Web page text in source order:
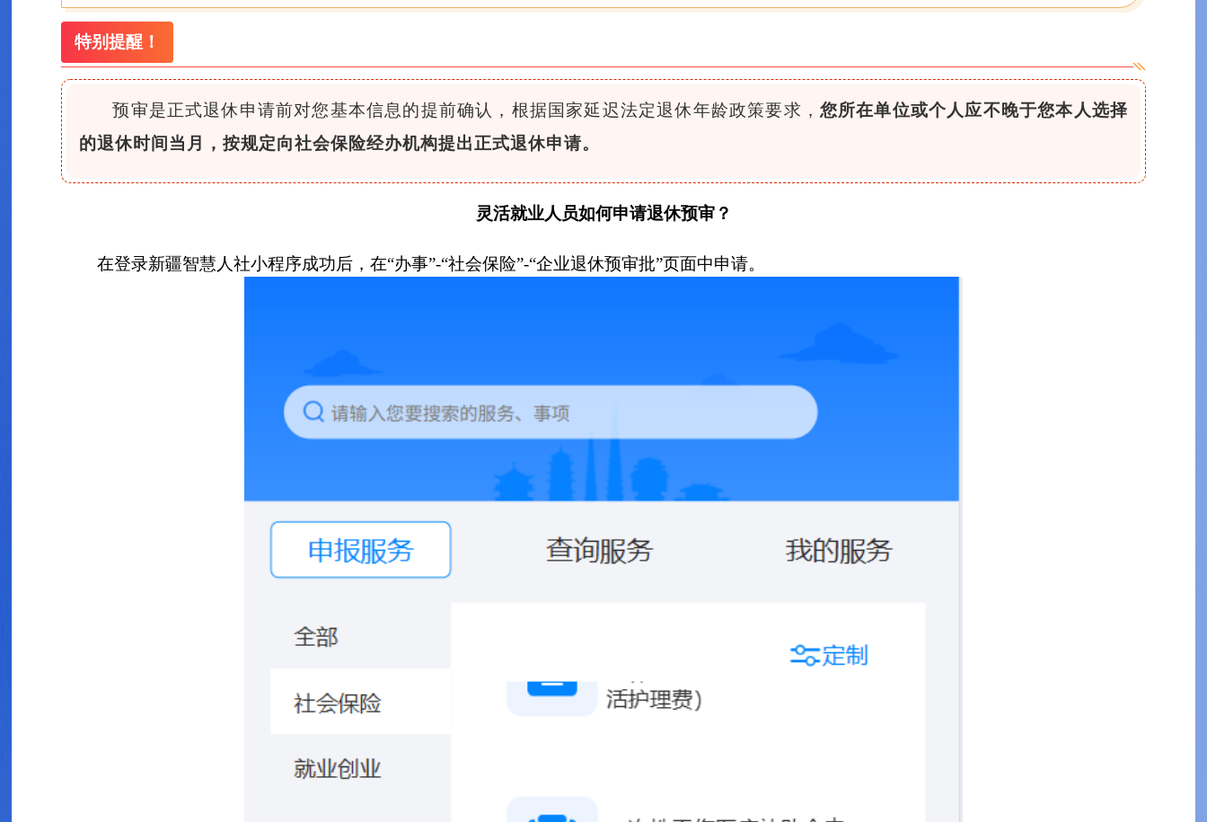
特别提醒！
预审是正式退休申请前对您基本信息的提前确认，根据国家延迟法定退休年龄政策要求， 您所在单位或个人应不晚于您本人选择
的退休时间当月，按规定向社会保险经办机构提出正式退休申请。
灵活就业人员如何申请退休预审？
在登录新疆智慧人社小程序成功后，在“办事”-“社会保险”-“企业退休预审批”页面中申请。